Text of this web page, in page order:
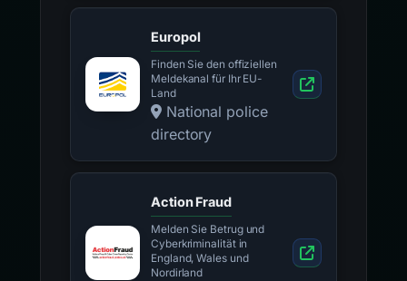
Europol
Finden Sie den offiziellen
Meldekanal für Ihr EU-
Land
National police
directory
Action Fraud
Melden Sie Betrug und
Cyberkriminalität in
England, Wales und
Nordirland